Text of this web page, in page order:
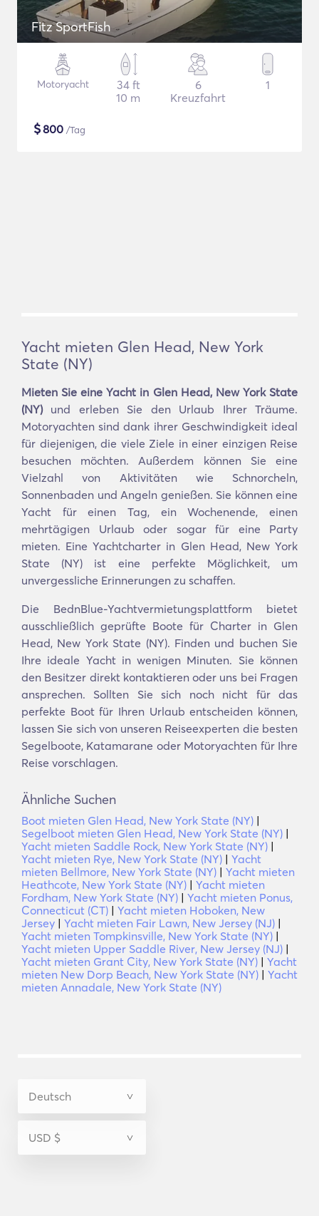
Fitz SportFish
Motoryacht
34 ft
10 m
6
Kreuzfahrt
1
$800 /Tag
Yacht mieten Glen Head, New York
State (NY)
Mieten Sie eine Yacht in Glen Head, New York State
(NY)und erleben Sie den Urlaub Ihrer Träume.
Motoryachten sind dank ihrer Geschwindigkeit ideal
für diejenigen, die viele Ziele in einer einzigen Reise
besuchen möchten. Außerdem können Sie eine
Vielzahl von Aktivitäten wie Schnorcheln,
Sonnenbaden und Angeln genießen. Sie können eine
Yacht für einen Tag, ein Wochenende, einen
mehrtägigen Urlaub oder sogar für eine Party
mieten. Eine Yachtcharter in Glen Head, New York
State (NY) ist eine perfekte Möglichkeit, um
unvergessliche Erinnerungen zu schaffen.
Die BednBlue-Yachtvermietungsplattform bietet
ausschließlich geprüfte Boote für Charter in Glen
Head, New York State (NY). Finden und buchen Sie
Ihre ideale Yacht in wenigen Minuten. Sie können
den Besitzer direkt kontaktieren oder uns bei Fragen
ansprechen. Sollten Sie sich noch nicht für das
perfekte Boot für Ihren Urlaub entscheiden können,
lassen Sie sich von unseren Reiseexperten die besten
Segelboote, Katamarane oder Motoryachten für Ihre
Reise vorschlagen.
Ähnliche Suchen
Boot mieten Glen Head, New York State (NY) |
Segelboot mieten Glen Head, New York State (NY) |
Yacht mieten Saddle Rock, New York State (NY) |
Yacht mieten Rye, New York State (NY) | Yacht
mieten Bellmore, New York State (NY) | Yacht mieten
Heathcote, New York State (NY) | Yacht mieten
Fordham, New York State (NY) | Yacht mieten Ponus,
Connecticut (CT) | Yacht mieten Hoboken, New
Jersey | Yacht mieten Fair Lawn, New Jersey (NJ) |
Yacht mieten Tompkinsville, New York State (NY) |
Yacht mieten Upper Saddle River, New Jersey (NJ) |
Yacht mieten Grant City, New York State (NY) | Yacht
mieten New Dorp Beach, New York State (NY) | Yacht
mieten Annadale, New York State (NY)